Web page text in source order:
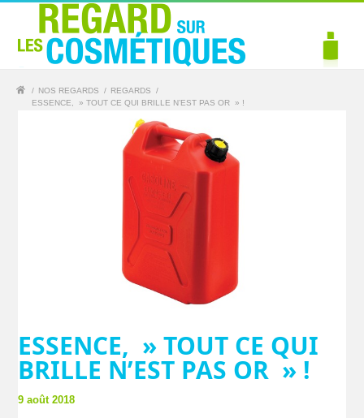
/ NOS REGARDS / REGARDS
/
ESSENCE, » TOUT CE QUI BRILLE N’EST PAS OR » !
ESSENCE, » TOUT CE QUI
BRILLE N’EST PAS OR » !
9 août 2018